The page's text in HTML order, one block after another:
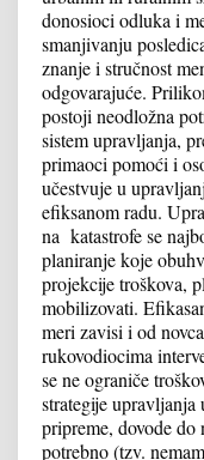
donosioci odluka i
smanjivanju
znanje i stručnost
odgovarajuće.
postoji neodložna
sistem upravljanja,
primaoci pomoći i
učestvuje u
efiksanom radu.
na katastrofe se
planiranje koje
projekcije troškova,
mobilizovati.
meri zavisi i od
rukovodiocima
se ne ograniče
strategije upravljanja
pripreme, dovode do
potrebno (tzv.